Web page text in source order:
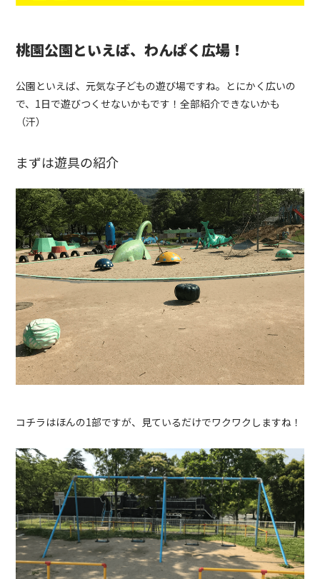
桃園公園といえば、わんぱく広場！
公園といえば、元気な子どもの遊び場ですね。とにかく広いの
で、1日で遊びつくせないかもです！全部紹介できないかも
（汗）
まずは遊具の紹介
コチラはほんの1部ですが、見ているだけでワクワクしますね！